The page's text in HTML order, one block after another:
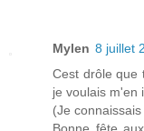
Mylen 8 juillet
Cest drôle que
je voulais m'en
(Je
Bonne fête